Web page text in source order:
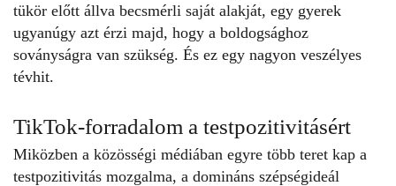
tükör előtt állva becsmérli saját alakját, egy gyerek
ugyanúgy azt érzi majd, hogy a boldogsághoz
soványságra van szükség. És ez egy nagyon veszélyes
tévhit.
TikTok-forradalom a testpozitivitásért
Miközben a közösségi médiában egyre több teret kap a
testpozitivitás mozgalma, a domináns szépségideál